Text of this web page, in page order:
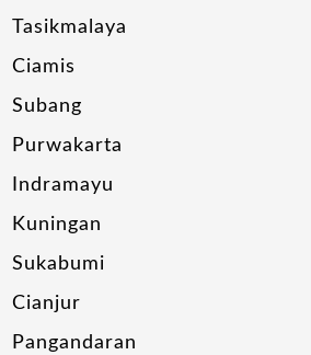
Tasikmalaya
Ciamis
Subang
Purwakarta
Indramayu
Kuningan
Sukabumi
Cianjur
Pangandaran